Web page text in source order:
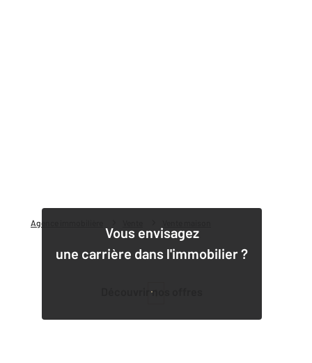
Agence immobilière
Vous envisagez
une carrière dans l'immobilier ?
Découvrir nos offres